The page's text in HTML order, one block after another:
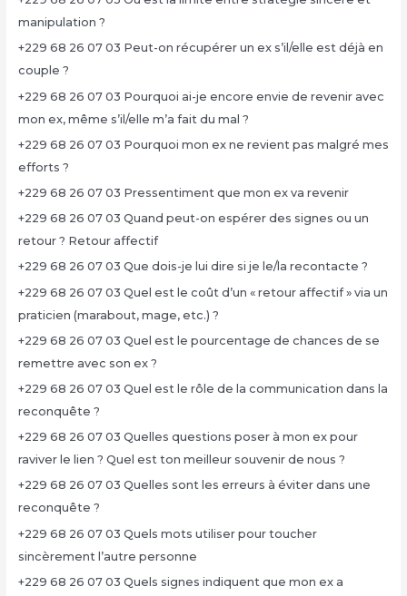
manipulation ?
+229 68 26 07 03 Peut-on récupérer un ex s’il/elle est déjà en
couple ?
+229 68 26 07 03 Pourquoi ai-je encore envie de revenir avec
mon ex, même s’il/elle m’a fait du mal ?
+229 68 26 07 03 Pourquoi mon ex ne revient pas malgré mes
efforts ?
+229 68 26 07 03 Pressentiment que mon ex va revenir
+229 68 26 07 03 Quand peut-on espérer des signes ou un
retour ? Retour affectif
+229 68 26 07 03 Que dois-je lui dire si je le/la recontacte ?
+229 68 26 07 03 Quel est le coût d’un « retour affectif » via un
praticien (marabout, mage, etc.) ?
+229 68 26 07 03 Quel est le pourcentage de chances de se
remettre avec son ex ?
+229 68 26 07 03 Quel est le rôle de la communication dans la
reconquête ?
+229 68 26 07 03 Quelles questions poser à mon ex pour
raviver le lien ? Quel est ton meilleur souvenir de nous ?
+229 68 26 07 03 Quelles sont les erreurs à éviter dans une
reconquête ?
+229 68 26 07 03 Quels mots utiliser pour toucher
sincèrement l’autre personne
+229 68 26 07 03 Quels signes indiquent que mon ex a